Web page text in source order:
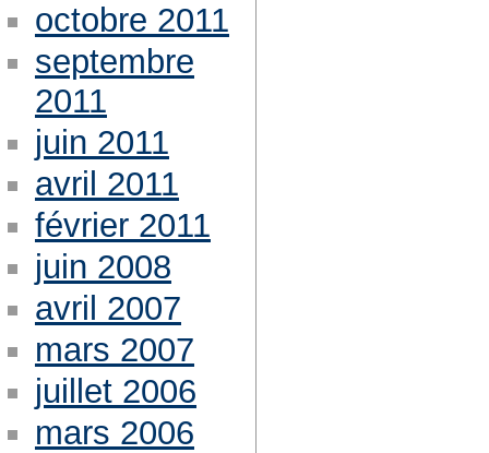
octobre 2011
septembre
2011
juin 2011
avril 2011
février 2011
juin 2008
avril 2007
mars 2007
juillet 2006
mars 2006